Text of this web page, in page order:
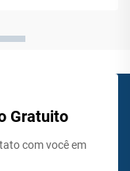
Gratuito
com você em